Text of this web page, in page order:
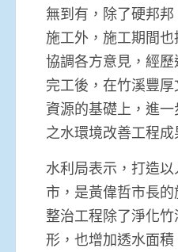
無到有，除了硬邦
施工外，施工期間也
協調各方意見，經
完工後，在竹溪豐
資源的基礎上，進一
之水環境改善工程成
水利局表示，打造
市，是黃偉哲市長
整治工程除了淨化
形，也增加透水面積